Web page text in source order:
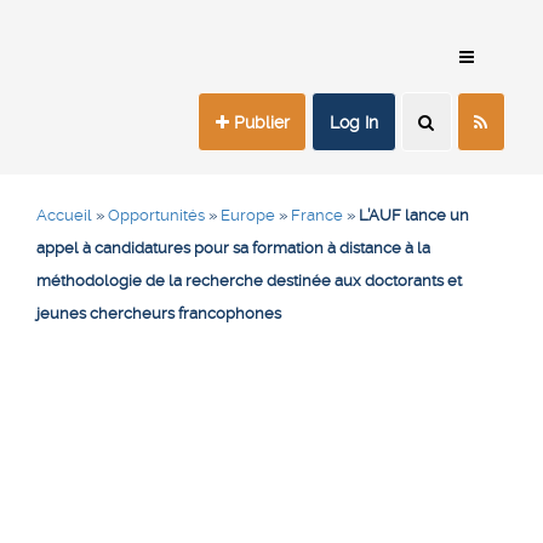
Publier Log In
Accueil » Opportunités » Europe » France » L’AUF lance un
appel à candidatures pour sa formation à distance à la
méthodologie de la recherche destinée aux doctorants et
jeunes chercheurs francophones